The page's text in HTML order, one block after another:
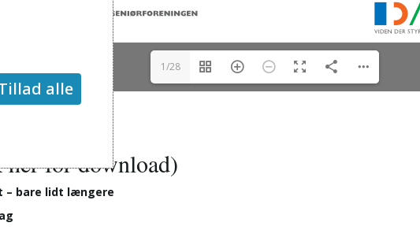
1/28
for download)
– bare lidt længere
alle